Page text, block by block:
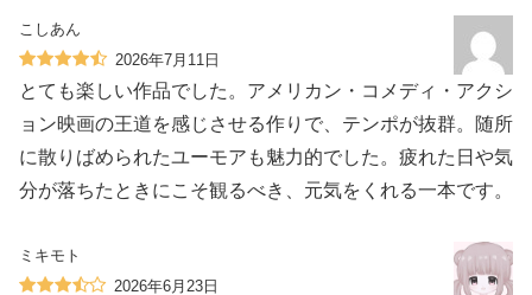
こしあん
2026年7月11日
とても楽しい作品でした。アメリカン・コメディ・アクシ
ョン映画の王道を感じさせる作りで、テンポが抜群。随所
に散りばめられたユーモアも魅力的でした。疲れた日や気
分が落ちたときにこそ観るべき、元気をくれる一本です。
ミキモト
2026年6月23日